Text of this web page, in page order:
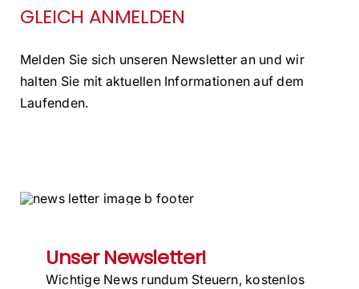
GLEICH ANMELDEN
Melden Sie sich unseren Newsletter an und wir
halten Sie mit aktuellen Informationen auf dem
Laufenden.
Unser Newsletter!
Wichtige News rundum Steuern, kostenlos